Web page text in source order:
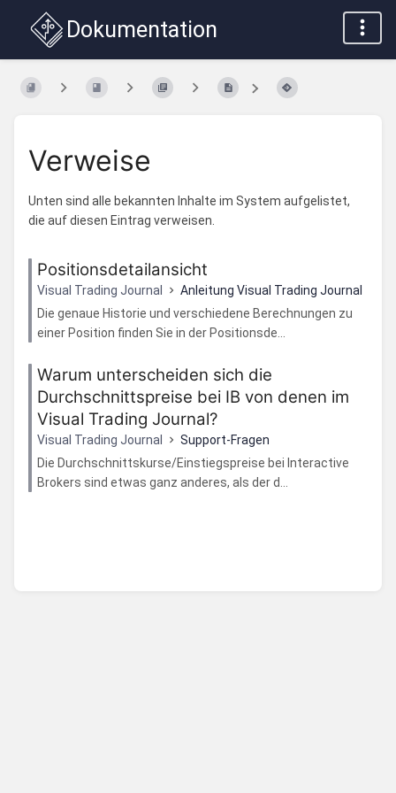
Dokumentation
Verweise
Unten sind alle bekannten Inhalte im System aufgelistet,
die auf diesen Eintrag verweisen.
Positionsdetailansicht
Visual Trading Journal
Anleitung Visual Trading Journal
Die genaue Historie und verschiedene Berechnungen zu
einer Position finden Sie in der Positionsde...
Warum unterscheiden sich die
Durchschnittspreise bei IB von denen im
Visual Trading Journal?
Visual Trading Journal
Support-Fragen
Die Durchschnittskurse/Einstiegspreise bei Interactive
Brokers sind etwas ganz anderes, als der d...